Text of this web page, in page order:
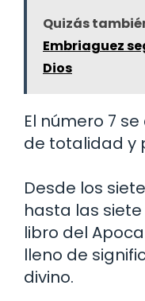
Quizás
Embriaguez
Dios
El número 7
de totalidad y
Desde los
hasta las
libro del
lleno de
divino.